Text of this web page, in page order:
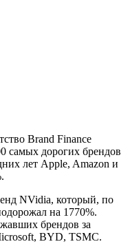
Brand Finance
самых дорогих брендов
лет Apple, Amazon и
NVidia, который, по
на 1770%.
брендов за
BYD, TSMC.